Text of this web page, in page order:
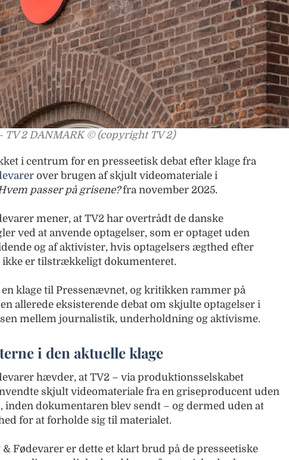
2 DANMARK © (copyright TV 2)
i centrum for en presseetisk debat efter klage fra
over brugen af skjult videomateriale i
passer på grisene?fra november 2025.
mener, at TV2 har overtrådt de danske
ved at anvende optagelser, som er optaget uden
og af aktivister, hvis optagelsers ægthed efter
ikke er tilstrækkeligt dokumenteret.
klage til Pressenævnet, og kritikken rammer på
allerede eksisterende debat om skjulte optagelser i
mellem journalistik, underholdning og aktivisme.
i den aktuelle klage
hævder, at TV2 – via produktionsselskabet
skjult videomateriale fra en griseproducent uden
inden dokumentaren blev sendt – og dermed uden at
for at forholde sig til materialet.
Fødevarer er dette et klart brud på de presseetiske